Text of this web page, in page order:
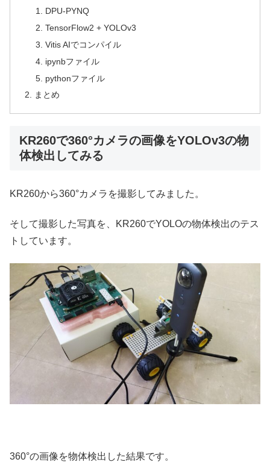
DPU-PYNQ
TensorFlow2 + YOLOv3
Vitis AIでコンパイル
ipynbファイル
pythonファイル
まとめ
KR260で360°カメラの画像をYOLOv3の物
体検出してみる
KR260から360°カメラを撮影してみました。
そして撮影した写真を、KR260でYOLOの物体検出のテス
トしています。
360°の画像を物体検出した結果です。